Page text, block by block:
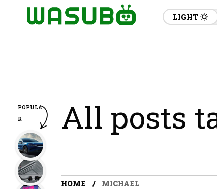
LIGHT
All posts
HOME MICHAEL
POPULA
R